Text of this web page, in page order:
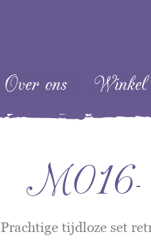
Over ons Winkel
M016-
Prachtige tijdloze set